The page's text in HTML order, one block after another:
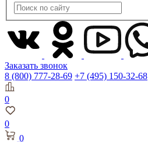
Заказать звонок
8 (800) 777-28-69 +7 (495) 150-32-68
0
0
0